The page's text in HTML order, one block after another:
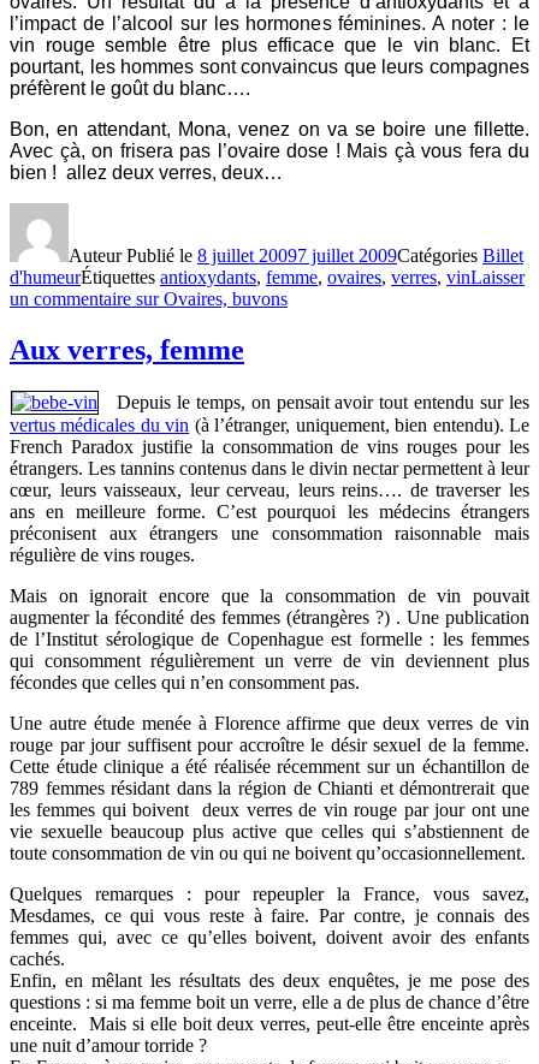
l’impact de l’alcool sur les hormones féminines. A noter : le
vin rouge semble être plus efficace que le vin blanc. Et
pourtant, les hommes sont convaincus que leurs compagnes
préfèrent le goût du blanc….
Bon, en attendant, Mona, venez on va se boire une fillette.
Avec çà, on frisera pas l’ovaire dose ! Mais çà vous fera du
bien ! allez deux verres, deux…
AuteurPublié le 8 juillet 20097 juillet 2009Catégories Billet
d'humeurÉtiquettes antioxydants, femme, ovaires, verres, vinLaisser
un commentaire sur Ovaires, buvons
Aux verres, femme
Depuis le temps, on pensait avoir tout entendu sur les
vertus médicales du vin (à l’étranger, uniquement, bien entendu). Le
French Paradox justifie la consommation de vins rouges pour les
étrangers. Les tannins contenus dans le divin nectar permettent à leur
cœur, leurs vaisseaux, leur cerveau, leurs reins…. de traverser les
ans en meilleure forme. C’est pourquoi les médecins étrangers
préconisent aux étrangers une consommation raisonnable mais
régulière de vins rouges.
Mais on ignorait encore que la consommation de vin pouvait
augmenter la fécondité des femmes (étrangères ?) . Une publication
de l’Institut sérologique de Copenhague est formelle : les femmes
qui consomment régulièrement un verre de vin deviennent plus
fécondes que celles qui n’en consomment pas.
Une autre étude menée à Florence affirme que deux verres de vin
rouge par jour suffisent pour accroître le désir sexuel de la femme.
Cette étude clinique a été réalisée récemment sur un échantillon de
789 femmes résidant dans la région de Chianti et démontrerait que
les femmes qui boivent deux verres de vin rouge par jour ont une
vie sexuelle beaucoup plus active que celles qui s’abstiennent de
toute consommation de vin ou qui ne boivent qu’occasionnellement.
Quelques remarques : pour repeupler la France, vous savez,
Mesdames, ce qui vous reste à faire. Par contre, je connais des
femmes qui, avec ce qu’elles boivent, doivent avoir des enfants
cachés.
Enfin, en mêlant les résultats des deux enquêtes, je me pose des
questions : si ma femme boit un verre, elle a de plus de chance d’être
enceinte. Mais si elle boit deux verres, peut-elle être enceinte après
une nuit d’amour torride ?